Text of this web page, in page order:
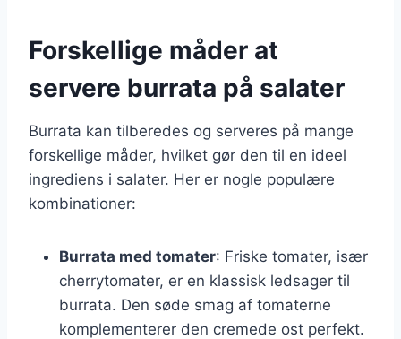
Forskellige måder at
servere burrata på salater
Burrata kan tilberedes og serveres på mange
forskellige måder, hvilket gør den til en ideel
ingrediens i salater. Her er nogle populære
kombinationer:
Burrata med tomater: Friske tomater, især
cherrytomater, er en klassisk ledsager til
burrata. Den søde smag af tomaterne
komplementerer den cremede ost perfekt.